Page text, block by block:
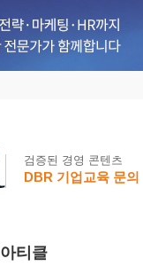
검증된 경영 콘텐츠
DBR 기업교육 문의
아티클